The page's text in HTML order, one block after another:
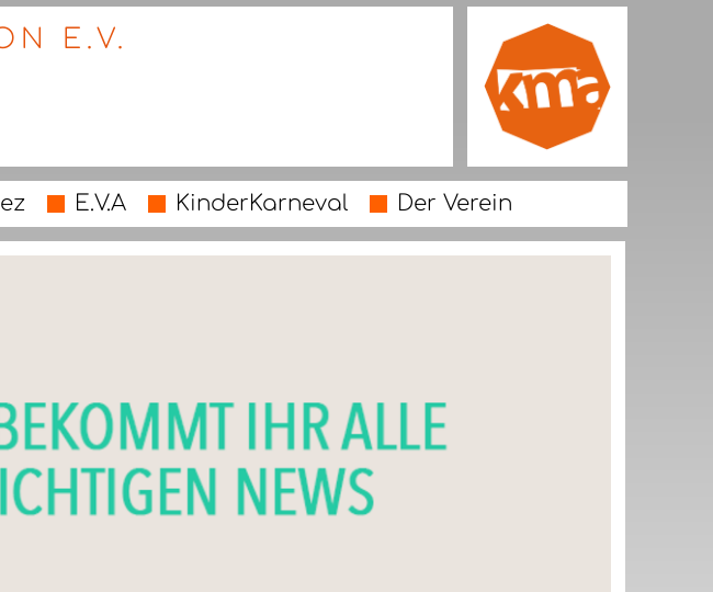
E.V.
E.V.A KinderKarneval Der Verein